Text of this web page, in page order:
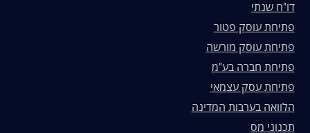
דו"ח שנתי
פתיחת עוסק פטור
פתיחת עוסק מורשה
פתיחת חברה בע"מ
פתיחת עסק עצמאי
הלוואה בערבות המדינה
תכנוני מס